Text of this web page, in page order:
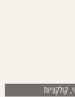
, קולקציות